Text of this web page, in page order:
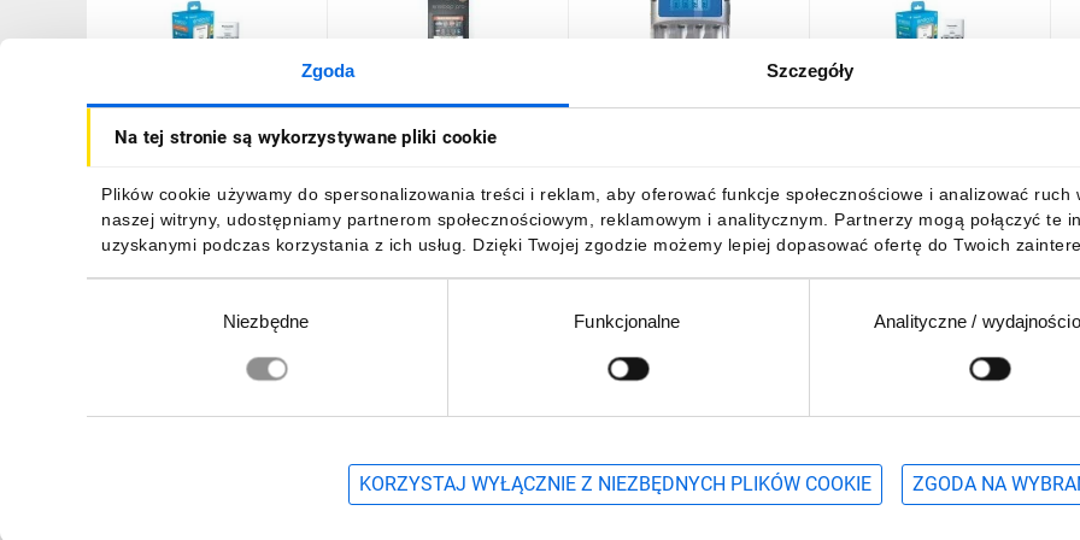
Zgoda Szczegóły
Na tej stronie są wykorzystywane pliki cookie
Plików cookie używamy do spersonalizowania treści i reklam, aby oferować funkcje społecznościowe i analizować
naszej witryny, udostępniamy partnerom społecznościowym, reklamowym i analitycznym. Partnerzy mogą połączyć
uzyskanymi podczas korzystania z ich usług. Dzięki Twojej zgodzie możemy lepiej dopasować ofertę do Twoich
Niezbędne Funkcjonalne Analityczne /
KORZYSTAJ WYŁĄCZNIE Z NIEZBĘDNYCH PLIKÓW COOKIE ZGODA NA
Zestaw ładowarka
Eneloop Smart Charger 4
Eneloop 2000mAh
131,84 zł brutto
Zestaw ładowarka
Eneloop SmartPlus
akumulator 4 x AA Eneloop
Pro 2500mAh
184,55 złbrutto 112,66 złbrutto
Eneloop 800mAh
105,46 złbrutto
DO KOSZYKA
Zapisz się, aby otrzymać informacje o nowościach, promocjach i wyprzedażach